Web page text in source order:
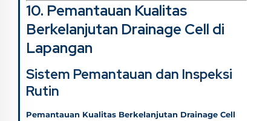
10. Pemantauan Kualitas
Berkelanjutan Drainage Cell di
Lapangan
Sistem Pemantauan dan Inspeksi
Rutin
Pemantauan Kualitas Berkelanjutan Drainage Cell